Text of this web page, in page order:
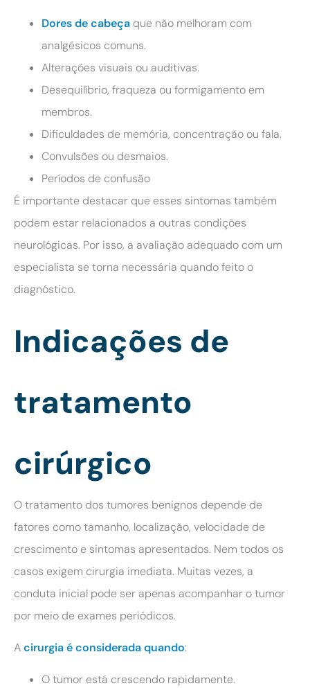
Dores de cabeça que não melhoram com
analgésicos comuns.
Alterações visuais ou auditivas.
Desequilíbrio, fraqueza ou formigamento em
membros.
Dificuldades de memória, concentração ou fala.
Convulsões ou desmaios.
Períodos de confusão
É importante destacar que esses sintomas também
podem estar relacionados a outras condições
neurológicas. Por isso, a avaliação adequado com um
especialista se torna necessária quando feito o
diagnóstico.
Indicações de
tratamento
cirúrgico
O tratamento dos tumores benignos depende de
fatores como tamanho, localização, velocidade de
crescimento e sintomas apresentados. Nem todos os
casos exigem cirurgia imediata. Muitas vezes, a
conduta inicial pode ser apenas acompanhar o tumor
por meio de exames periódicos.
Acirurgia é considerada quando:
O tumor está crescendo rapidamente.